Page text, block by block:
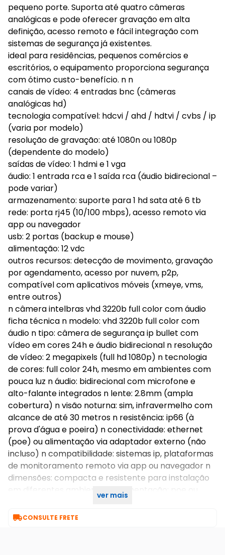
pequeno porte. Suporta até quatro câmeras
analógicas e pode oferecer gravação em alta
definição, acesso remoto e fácil integração com
sistemas de segurança já existentes.
ideal para residências, pequenos comércios e
escritórios, o equipamento proporciona segurança
com ótimo custo-benefício. n n
canais de vídeo: 4 entradas bnc (câmeras
analógicas hd)
tecnologia compatível: hdcvi / ahd / hdtvi / cvbs / ip
(varia por modelo)
resolução de gravação: até 1080n ou 1080p
(dependente do modelo)
saídas de vídeo: 1 hdmi e 1 vga
áudio: 1 entrada rca e 1 saída rca (áudio bidirecional –
pode variar)
armazenamento: suporte para 1 hd sata até 6 tb
rede: porta rj45 (10/100 mbps), acesso remoto via
app ou navegador
usb: 2 portas (backup e mouse)
alimentação: 12 vdc
outros recursos: detecção de movimento, gravação
por agendamento, acesso por nuvem, p2p,
compatível com aplicativos móveis (xmeye, vms,
entre outros)
n câmera intelbras vhd 3220b full color com áudio
ficha técnica n modelo: vhd 3220b full color com
áudio n tipo: câmera de segurança ip bullet com
vídeo em cores 24h e áudio bidirecional n resolução
de vídeo: 2 megapixels (full hd 1080p) n tecnologia
de cores: full color 24h, mesmo em ambientes com
pouca luz n áudio: bidirecional com microfone e
alto-falante integrados n lente: 2.8mm (ampla
cobertura) n visão noturna: sim, infravermelho com
alcance de até 30 metros n resistência: ip66 (à
prova d'água e poeira) n conectividade: ethernet
(poe) ou alimentação via adaptador externo (não
incluso) n compatibilidade: sistemas ip, plataformas
de monitoramento remoto via app ou navegador n
dimensões: compacta e resistente para instalação
em diferentes ambientes n alimentação: poe ou
ver mais
CONSULTE FRETE